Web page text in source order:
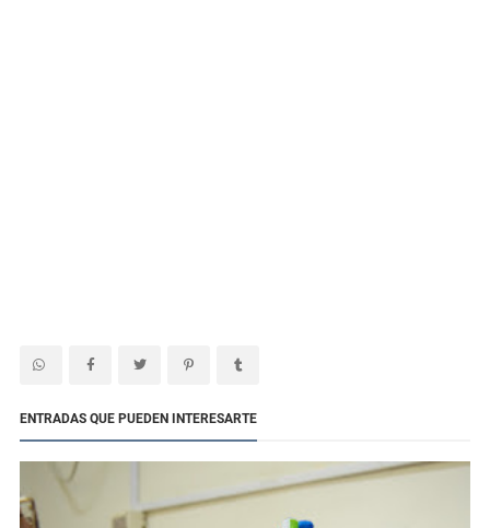
ENTRADAS QUE PUEDEN INTERESARTE